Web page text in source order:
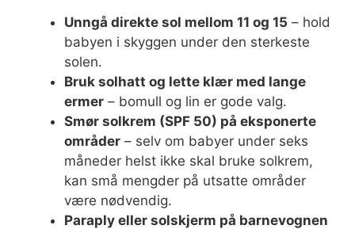
Unngå direkte sol mellom 11 og 15 – hold
babyen i skyggen under den sterkeste
solen.
Bruk solhatt og lette klær med lange
ermer – bomull og lin er gode valg.
Smør solkrem (SPF 50) på eksponerte
områder – selv om babyer under seks
måneder helst ikke skal bruke solkrem,
kan små mengder på utsatte områder
være nødvendig.
Paraply eller solskjerm på barnevognen